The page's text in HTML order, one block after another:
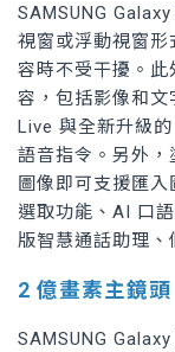
SAMSUNG
視窗或浮動視窗
容時不受干擾。
容，包括影像和
Live 與全新升級
語音指令。另外
圖像即可支援匯
選取功能、AI 口
版智慧通話助理、
2 億畫素主鏡頭
SAMSUNG